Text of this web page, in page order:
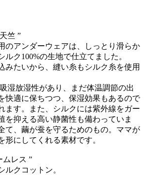
竺 ”
のアンダーウェアは、しっとり滑らか
ルク100%の生地で仕立てました。
みたいから、縫い糸もシルク糸を使用
湿放湿性があり、まだ体温調節の出
快適に保ちつつ、保湿効果もあるので
ます。また、シルクには紫外線をガー
を抑える高い静菌性も備わっていま
て、繭が蚕を守るためのもの。ママが
形にしてくれる素材です。
ムレス ”
ルクコットン。